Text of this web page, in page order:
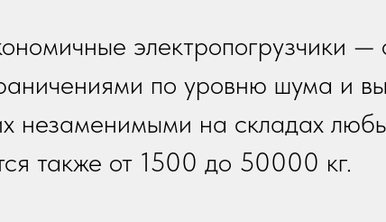
электропогрузчики
по уровню шума и
незаменимыми на складах
также от 1500 до 50000 кг.